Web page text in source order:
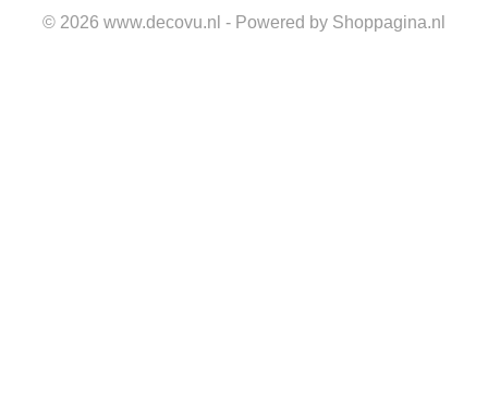
© 2026 www.decovu.nl - Powered by Shoppagina.nl